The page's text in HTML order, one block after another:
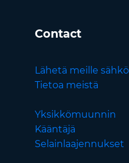
Contact
Lähetä meille
Tietoa meistä
Yksikkömuunnin
Kääntäjä
Selainlaajennukset